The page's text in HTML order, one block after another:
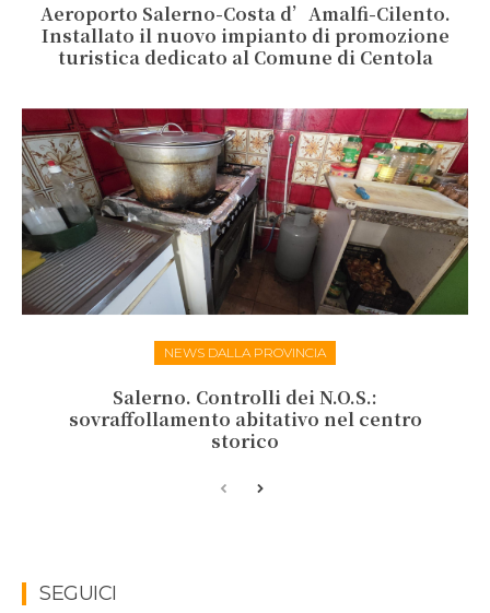
Aeroporto Salerno-Costa d’Amalfi-Cilento.
Installato il nuovo impianto di promozione
turistica dedicato al Comune di Centola
NEWS DALLA PROVINCIA
Salerno. Controlli dei N.O.S.:
sovraffollamento abitativo nel centro
storico
SEGUICI